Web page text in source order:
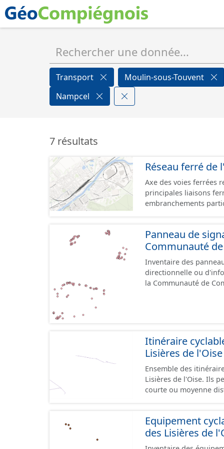
Transport Moulin-sous-Touvent
Nampcel
7 résultats
Réseau ferré de
Axe des voies ferrées
principales liaisons
embranchements
Panneau de
Communauté
Inventaire des
directionnelle ou
la Communauté de Communes
Itinéraire
Lisières de l'Oise
Ensemble des
Lisières de l'Oise. Ils
courte ou moyenne
et en milieu urbain :
bandes cyclables ou jalonnement sur
Equipement
des Lisières de